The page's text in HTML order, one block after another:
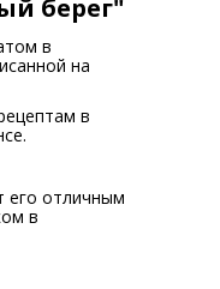
берег"
в
на
в
его отличным
в